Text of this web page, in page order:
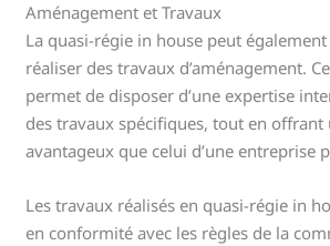
Aménagement et Travaux
La quasi-régie in house peut
réaliser des travaux d’aménagement.
permet de disposer d’une expertise
des travaux spécifiques, tout en offrant
avantageux que celui d’une entreprise
Les travaux réalisés en quasi-régie in
en conformité avec les règles de la